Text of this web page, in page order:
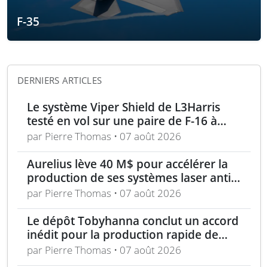
F-35
DERNIERS ARTICLES
Le système Viper Shield de L3Harris
testé en vol sur une paire de F-16 à
Edwards AFB
par Pierre Thomas • 07 août 2026
Aurelius lève 40 M$ pour accélérer la
production de ses systèmes laser anti-
drones
par Pierre Thomas • 07 août 2026
Le dépôt Tobyhanna conclut un accord
inédit pour la production rapide de
composants de sUAS
par Pierre Thomas • 07 août 2026